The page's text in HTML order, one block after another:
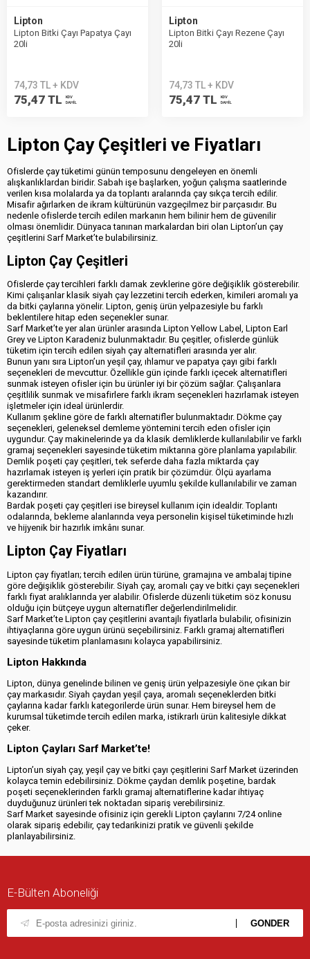
Lipton
Lipton Bitki Çayı Papatya Çayı
20li
74,73 TL + KDV
75,47 TL
KDV
DAHİL
Lipton
Lipton Bitki Çayı Rezene Çayı
20li
74,73 TL + KDV
75,47 TL
KDV
DAHİL
Lipton Çay Çeşitleri ve Fiyatları
Ofislerde çay tüketimi günün temposunu dengeleyen en önemli
alışkanlıklardan biridir. Sabah işe başlarken, yoğun çalışma saatlerinde
verilen kısa molalarda ya da toplantı aralarında çay sıkça tercih edilir.
Misafir ağırlarken de ikram kültürünün vazgeçilmez bir parçasıdır. Bu
nedenle ofislerde tercih edilen markanın hem bilinir hem de güvenilir
olması önemlidir. Dünyaca tanınan markalardan biri olan Lipton’un çay
çeşitlerini Sarf Market’te bulabilirsiniz.
Lipton Çay Çeşitleri
Ofislerde çay tercihleri farklı damak zevklerine göre değişiklik gösterebilir.
Kimi çalışanlar klasik siyah çay lezzetini tercih ederken, kimileri aromalı ya
da bitki çaylarına yönelir. Lipton, geniş ürün yelpazesiyle bu farklı
beklentilere hitap eden seçenekler sunar.
Sarf Market’te yer alan ürünler arasında Lipton Yellow Label, Lipton Earl
Grey ve Lipton Karadeniz bulunmaktadır. Bu çeşitler, ofislerde günlük
tüketim için tercih edilen siyah çay alternatifleri arasında yer alır.
Bunun yanı sıra Lipton’un yeşil çay, ıhlamur ve papatya çayı gibi farklı
seçenekleri de mevcuttur. Özellikle gün içinde farklı içecek alternatifleri
sunmak isteyen ofisler için bu ürünler iyi bir çözüm sağlar. Çalışanlara
çeşitlilik sunmak ve misafirlere farklı ikram seçenekleri hazırlamak isteyen
işletmeler için ideal ürünlerdir.
Kullanım şekline göre de farklı alternatifler bulunmaktadır. Dökme çay
seçenekleri, geleneksel demleme yöntemini tercih eden ofisler için
uygundur. Çay makinelerinde ya da klasik demliklerde kullanılabilir ve farklı
gramaj seçenekleri sayesinde tüketim miktarına göre planlama yapılabilir.
Demlik poşeti çay çeşitleri, tek seferde daha fazla miktarda çay
hazırlamak isteyen iş yerleri için pratik bir çözümdür. Ölçü ayarlama
gerektirmeden standart demliklerle uyumlu şekilde kullanılabilir ve zaman
kazandırır.
Bardak poşeti çay çeşitleri ise bireysel kullanım için idealdir. Toplantı
odalarında, bekleme alanlarında veya personelin kişisel tüketiminde hızlı
ve hijyenik bir hazırlık imkânı sunar.
Lipton Çay Fiyatları
Lipton çay fiyatları; tercih edilen ürün türüne, gramajına ve ambalaj tipine
göre değişiklik gösterebilir. Siyah çay, aromalı çay ve bitki çayı seçenekleri
farklı fiyat aralıklarında yer alabilir. Ofislerde düzenli tüketim söz konusu
olduğu için bütçeye uygun alternatifler değerlendirilmelidir.
Sarf Market’te Lipton çay çeşitlerini avantajlı fiyatlarla bulabilir, ofisinizin
ihtiyaçlarına göre uygun ürünü seçebilirsiniz. Farklı gramaj alternatifleri
sayesinde tüketim planlamasını kolayca yapabilirsiniz.
Lipton Hakkında
Lipton, dünya genelinde bilinen ve geniş ürün yelpazesiyle öne çıkan bir
çay markasıdır. Siyah çaydan yeşil çaya, aromalı seçeneklerden bitki
çaylarına kadar farklı kategorilerde ürün sunar. Hem bireysel hem de
kurumsal tüketimde tercih edilen marka, istikrarlı ürün kalitesiyle dikkat
çeker.
Lipton Çayları Sarf Market’te!
Lipton’un siyah çay, yeşil çay ve bitki çayı çeşitlerini Sarf Market üzerinden
kolayca temin edebilirsiniz. Dökme çaydan demlik poşetine, bardak
poşeti seçeneklerinden farklı gramaj alternatiflerine kadar ihtiyaç
duyduğunuz ürünleri tek noktadan sipariş verebilirsiniz.
Sarf Market sayesinde ofisiniz için gerekli Lipton çaylarını 7/24 online
olarak sipariş edebilir, çay tedarikinizi pratik ve güvenli şekilde
planlayabilirsiniz.
E-Bülten Aboneliği